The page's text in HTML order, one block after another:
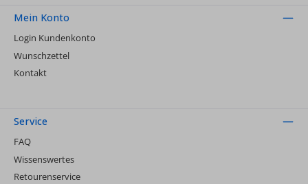
Mein Konto
Login Kundenkonto
Wunschzettel
Kontakt
Service
FAQ
Wissenswertes
Retourenservice